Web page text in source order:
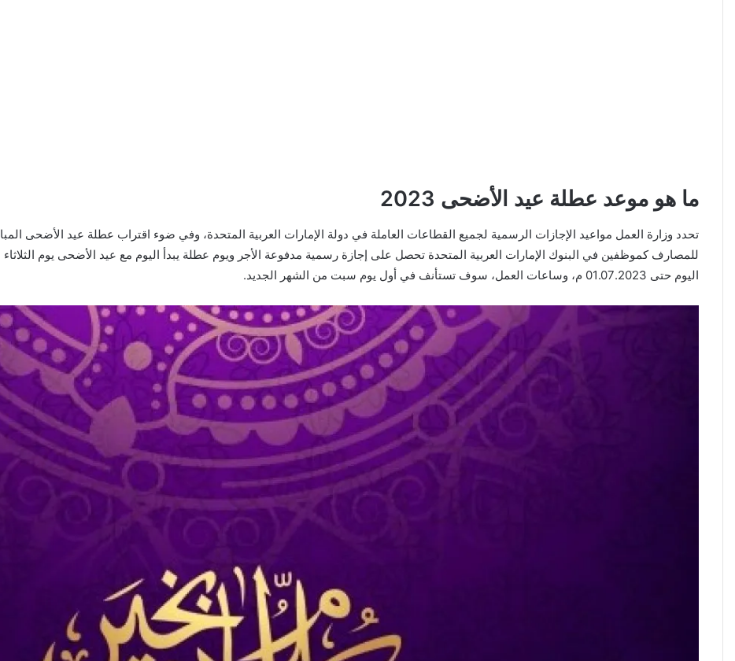
ما هو موعد عطلة عيد الأضحى 2023
تحدد وزارة العمل مواعيد الإجازات الرسمية لجميع القطاعات العاملة في دولة الإمارات العربية المتحدة، وفي ضوء اقتراب عطلة عيد الأضحى
اليوم حتى 01.07.2023 م، وساعات العمل، سوف تستأنف في أول يوم سبت من الشهر الجديد.